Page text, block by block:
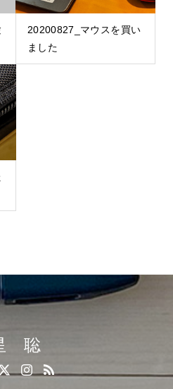
20200827_マウスを買い
ました
聡